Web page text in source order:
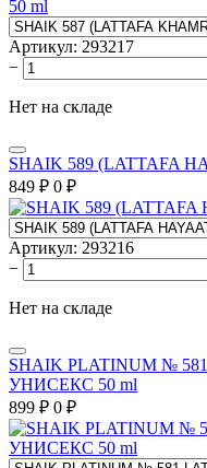
Артикул: 293217
−
Нет на складе
SHAIK 589 (LATTAFA
849 ₽ 0 ₽
Артикул: 293216
−
Нет на складе
SHAIK PLATINUM №
УНИСЕКС 50 ml
899 ₽ 0 ₽